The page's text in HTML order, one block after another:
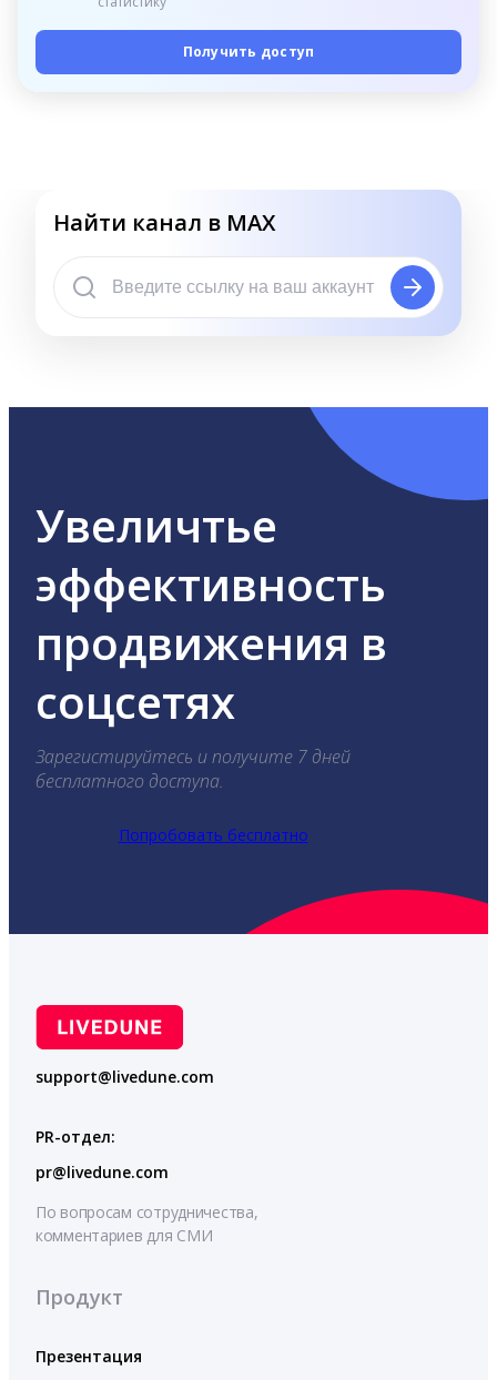
Получить доступ
Найти канал в MAX
Увеличтье
эффективность
продвижения в
соцсетях
Зарегистируйтесь и получите 7 дней
бесплатного доступа.
Попробовать бесплатно
support@livedune.com
PR-отдел:
pr@livedune.com
По вопросам сотрудничества,
комментариев для СМИ
Продукт
Презентация